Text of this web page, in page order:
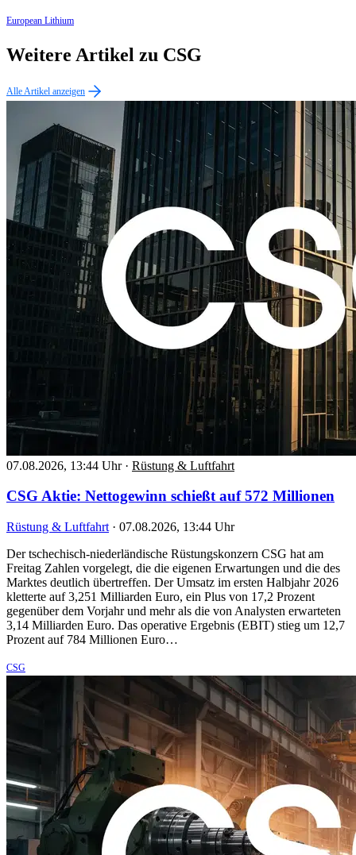
European Lithium
Weitere Artikel zu CSG
Alle Artikel anzeigen
07.08.2026, 13:44 Uhr · Rüstung & Luftfahrt
CSG Aktie: Nettogewinn schießt auf 572 Millionen
Rüstung & Luftfahrt · 07.08.2026, 13:44 Uhr
Der tschechisch-niederländische Rüstungskonzern CSG hat am
Freitag Zahlen vorgelegt, die die eigenen Erwartungen und die des
Marktes deutlich übertreffen. Der Umsatz im ersten Halbjahr 2026
kletterte auf 3,251 Milliarden Euro, ein Plus von 17,2 Prozent
gegenüber dem Vorjahr und mehr als die von Analysten erwarteten
3,14 Milliarden Euro. Das operative Ergebnis (EBIT) stieg um 12,7
Prozent auf 784 Millionen Euro…
CSG